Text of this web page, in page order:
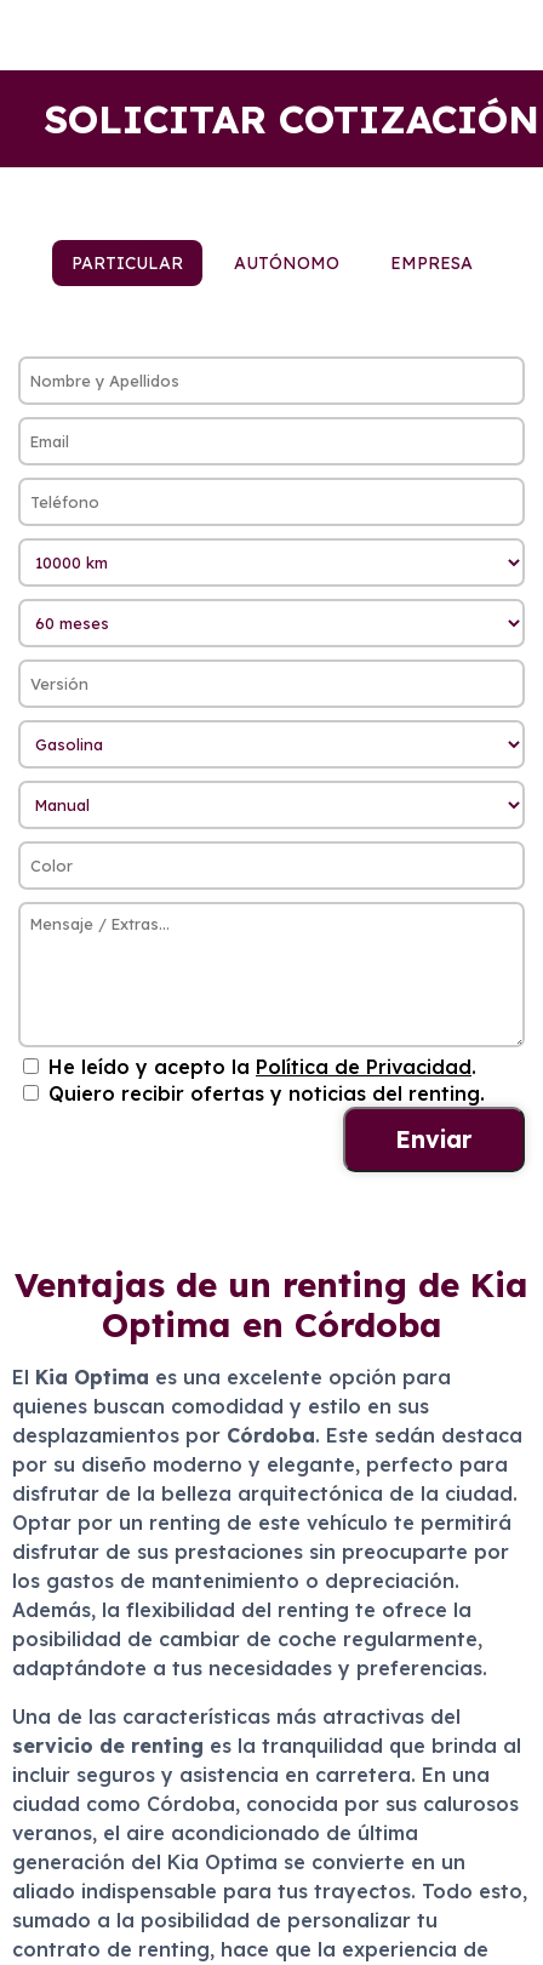
SOLICITAR COTIZACIÓN
PARTICULAR AUTÓNOMO EMPRESA
He leído y acepto la Política de Privacidad.
Quiero recibir ofertas y noticias del renting.
Ventajas de un renting de Kia
Optima en Córdoba
El Kia Optima es una excelente opción para
quienes buscan comodidad y estilo en sus
desplazamientos por Córdoba. Este sedán destaca
por su diseño moderno y elegante, perfecto para
disfrutar de la belleza arquitectónica de la ciudad.
Optar por un renting de este vehículo te permitirá
disfrutar de sus prestaciones sin preocuparte por
los gastos de mantenimiento o depreciación.
Además, la flexibilidad del renting te ofrece la
posibilidad de cambiar de coche regularmente,
adaptándote a tus necesidades y preferencias.
Una de las características más atractivas del
servicio de renting es la tranquilidad que brinda al
incluir seguros y asistencia en carretera. En una
ciudad como Córdoba, conocida por sus calurosos
veranos, el aire acondicionado de última
generación del Kia Optima se convierte en un
aliado indispensable para tus trayectos. Todo esto,
sumado a la posibilidad de personalizar tu
contrato de renting, hace que la experiencia de